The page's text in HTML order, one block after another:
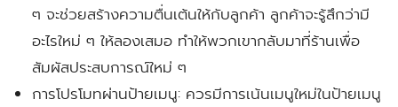
ๆ จะช่วยสร้างความตื่นเต้นให้กับลูกค้า ลูกค้าจะรู้สึกว่ามี
อะไรใหม่ ๆ ให้ลองเสมอ ทำให้พวกเขากลับมาที่ร้านเพื่อ
สัมผัสประสบการณ์ใหม่ ๆ
การโปรโมทผ่านป้ายเมนู: ควรมีการเน้นเมนูใหม่ในป้ายเมนู